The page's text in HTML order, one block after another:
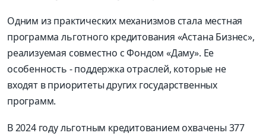
Одним из практических механизмов стала местная
программа льготного кредитования «Астана Бизнес»,
реализуемая совместно с Фондом «Даму». Ее
особенность - поддержка отраслей, которые не
входят в приоритеты других государственных
программ.
В 2024 году льготным кредитованием охвачены 377